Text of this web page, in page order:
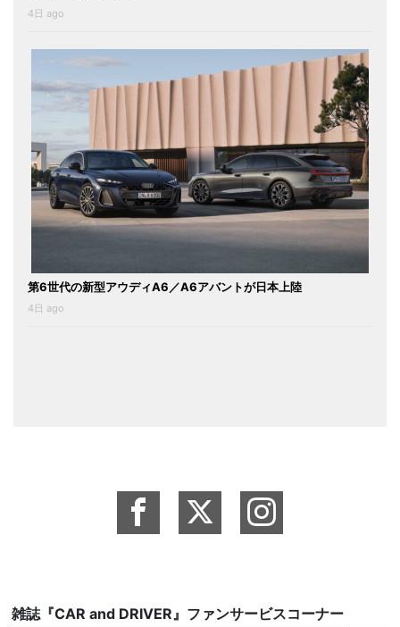
4日 ago
第6世代の新型アウディA6／A6アバントが日本上陸
4日 ago
雑誌『CAR and DRIVER』ファンサービスコーナー